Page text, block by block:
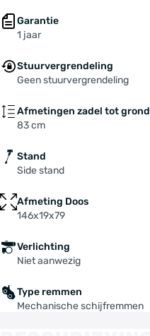
Garantie
1 jaar
Stuurvergrendeling
Geen stuurvergrendeling
Afmetingen zadel tot grond
83 cm
Stand
Side stand
Afmeting Doos
146x19x79
Verlichting
Niet aanwezig
Type remmen
Mechanische schijfremmen